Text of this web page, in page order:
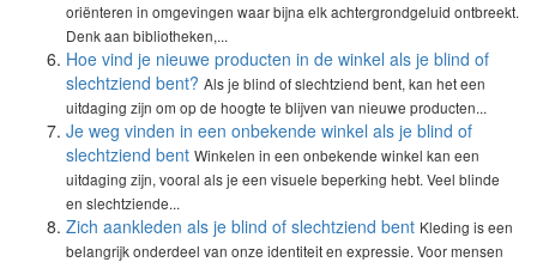
oriënteren in omgevingen waar bijna elk achtergrondgeluid ontbreekt.
Denk aan bibliotheken,...
Hoe vind je nieuwe producten in de winkel als je blind of
slechtziend bent? Als je blind of slechtziend bent, kan het een
uitdaging zijn om op de hoogte te blijven van nieuwe producten...
Je weg vinden in een onbekende winkel als je blind of
slechtziend bent Winkelen in een onbekende winkel kan een
uitdaging zijn, vooral als je een visuele beperking hebt. Veel blinde
en slechtziende...
Zich aankleden als je blind of slechtziend bent Kleding is een
belangrijk onderdeel van onze identiteit en expressie. Voor mensen